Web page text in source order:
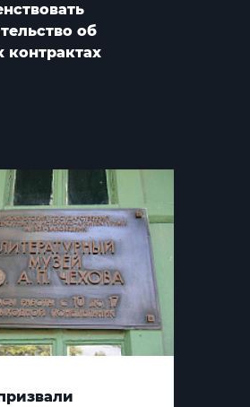
об
контрактах